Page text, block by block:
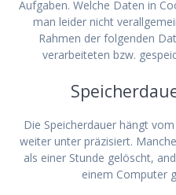
Aufgaben. Welche Daten in
man leider nicht
Rahmen der folgenden
verarbeiteten bzw.
Die Speicherdauer hängt
weiter unter präzisiert.
als einer Stunde gelöscht,
einem Computer